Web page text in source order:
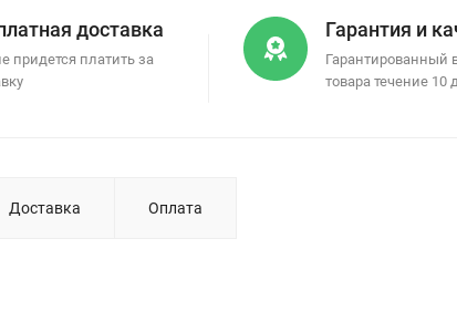
доставка
придется платить за
Гарантия и
Гарантированный
товара течение 10
Доставка Оплата